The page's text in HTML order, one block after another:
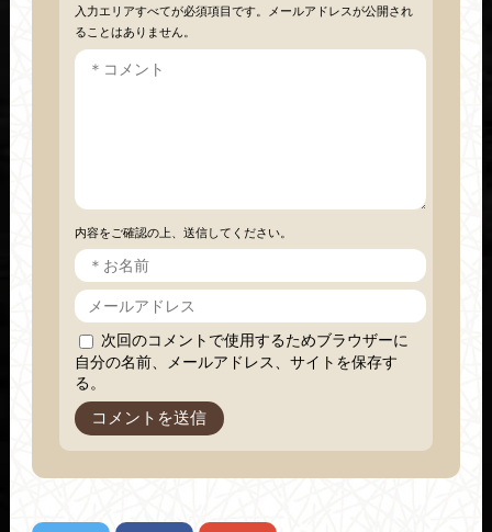
入力エリアすべてが必須項目です。メールアドレスが公開され
ることはありません。
内容をご確認の上、送信してください。
次回のコメントで使用するためブラウザーに
自分の名前、メールアドレス、サイトを保存す
る。